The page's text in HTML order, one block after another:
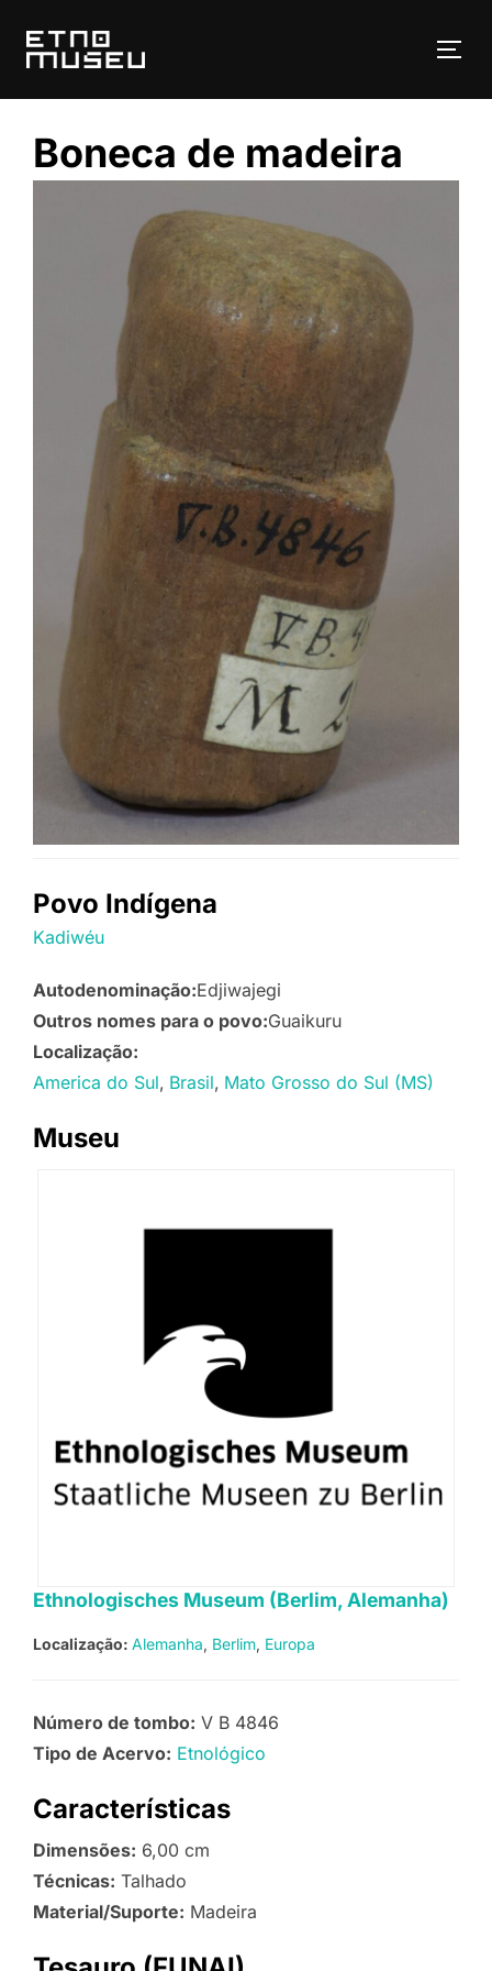
para
Boneca de madeira
Povo Indígena
Kadiwéu
Autodenominação:Edjiwajegi
Outros nomes para o povo:Guaikuru
Localização:
America do Sul Brasil Mato Grosso do Sul (MS)
Museu
Ethnologisches Museum (Berlim, Alemanha)
Localização: Alemanha Berlim Europa
Número de tombo: V B 4846
Tipo de Acervo: Etnológico
Características
Dimensões: 6,00 cm
Técnicas: Talhado
Material/Suporte: Madeira